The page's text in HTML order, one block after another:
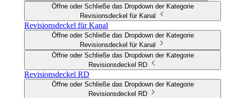
Öffne oder Schließe das Dropdown der Kategorie
Revisionsdeckel für Kanal
Revisionsdeckel für Kanal
Öffne oder Schließe das Dropdown der Kategorie
Revisionsdeckel für Kanal
Öffne oder Schließe das Dropdown der Kategorie
Revisionsdeckel RD
Revisionsdeckel RD
Öffne oder Schließe das Dropdown der Kategorie
Revisionsdeckel RD